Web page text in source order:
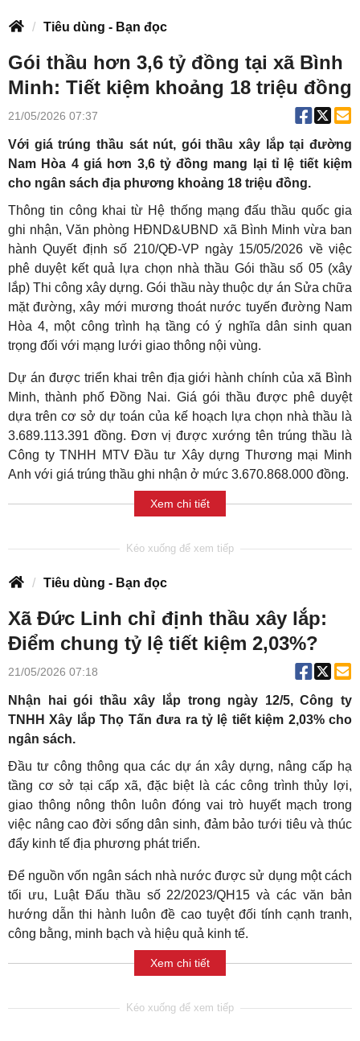
Tiêu dùng - Bạn đọc
Gói thầu hơn 3,6 tỷ đồng tại xã Bình
Minh: Tiết kiệm khoảng 18 triệu đồng
21/05/2026 07:37
Với giá trúng thầu sát nút, gói thầu xây lắp tại đường
Nam Hòa 4 giá hơn 3,6 tỷ đồng mang lại tỉ lệ tiết kiệm
cho ngân sách địa phương khoảng 18 triệu đồng.
Thông tin công khai từ Hệ thống mạng đấu thầu quốc gia
ghi nhận, Văn phòng HĐND&UBND xã Bình Minh vừa ban
hành Quyết định số 210/QĐ-VP ngày 15/05/2026 về việc
phê duyệt kết quả lựa chọn nhà thầu Gói thầu số 05 (xây
lắp) Thi công xây dựng. Gói thầu này thuộc dự án Sửa chữa
mặt đường, xây mới mương thoát nước tuyến đường Nam
Hòa 4, một công trình hạ tầng có ý nghĩa dân sinh quan
trọng đối với mạng lưới giao thông nội vùng.
Dự án được triển khai trên địa giới hành chính của xã Bình
Minh, thành phố Đồng Nai. Giá gói thầu được phê duyệt
dựa trên cơ sở dự toán của kế hoạch lựa chọn nhà thầu là
3.689.113.391 đồng. Đơn vị được xướng tên trúng thầu là
Công ty TNHH MTV Đầu tư Xây dựng Thương mại Minh
Anh với giá trúng thầu ghi nhận ở mức 3.670.868.000 đồng.
Xem chi tiết
Tiêu dùng - Bạn đọc
Xã Đức Linh chỉ định thầu xây lắp:
Điểm chung tỷ lệ tiết kiệm 2,03%?
21/05/2026 07:18
Nhận hai gói thầu xây lắp trong ngày 12/5, Công ty
TNHH Xây lắp Thọ Tấn đưa ra tỷ lệ tiết kiệm 2,03% cho
ngân sách.
Đầu tư công thông qua các dự án xây dựng, nâng cấp hạ
tầng cơ sở tại cấp xã, đặc biệt là các công trình thủy lợi,
giao thông nông thôn luôn đóng vai trò huyết mạch trong
việc nâng cao đời sống dân sinh, đảm bảo tưới tiêu và thúc
đẩy kinh tế địa phương phát triển.
Để nguồn vốn ngân sách nhà nước được sử dụng một cách
tối ưu, Luật Đấu thầu số 22/2023/QH15 và các văn bản
hướng dẫn thi hành luôn đề cao tuyệt đối tính cạnh tranh,
công bằng, minh bạch và hiệu quả kinh tế.
Xem chi tiết